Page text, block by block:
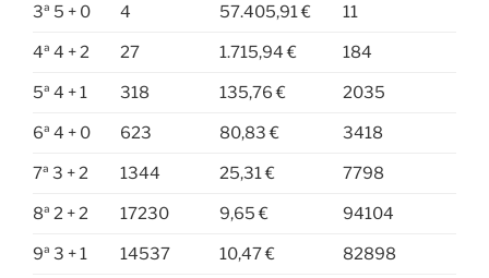
3ª 5 + 0 4 57.405,91 € 11
4ª 4 + 2 27 1.715,94 € 184
5ª 4 + 1 318 135,76 € 2035
6ª 4 + 0 623 80,83 € 3418
7ª 3 + 2 1344 25,31 € 7798
8ª 2 + 2 17230 9,65 € 94104
9ª 3 + 1 14537 10,47 € 82898